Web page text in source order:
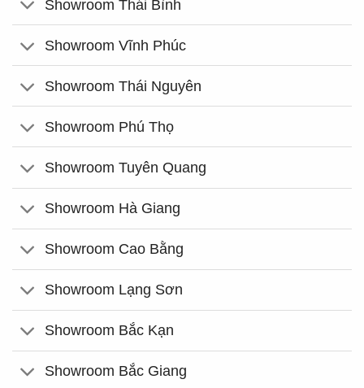
Showroom Thái Bình
Showroom Vĩnh Phúc
Showroom Thái Nguyên
Showroom Phú Thọ
Showroom Tuyên Quang
Showroom Hà Giang
Showroom Cao Bằng
Showroom Lạng Sơn
Showroom Bắc Kạn
Showroom Bắc Giang